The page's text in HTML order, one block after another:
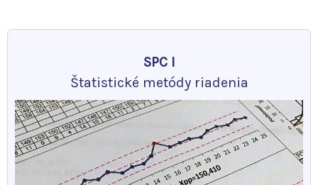
SPC I
Štatistické metódy riadenia